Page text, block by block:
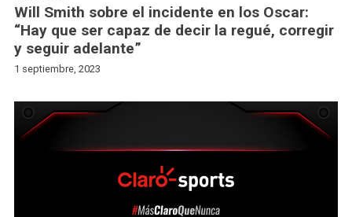
Will Smith sobre el incidente en los Oscar:
“Hay que ser capaz de decir la regué, corregir
y seguir adelante”
1 septiembre, 2023